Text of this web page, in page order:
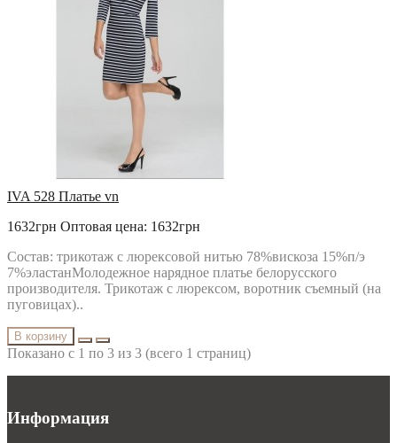
IVA 528 Платье vn
1632грн Оптовая цена: 1632грн
Состав: трикотаж с люрексовой нитью 78%вискоза 15%п/э
7%эластанМолодежное нарядное платье белорусского
производителя. Трикотаж с люрексом, воротник съемный (на
пуговицах)..
В корзину
Показано с 1 по 3 из 3 (всего 1 страниц)
Информация